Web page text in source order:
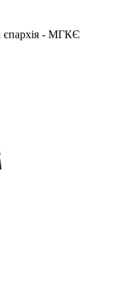
єпархія - МГКЄ